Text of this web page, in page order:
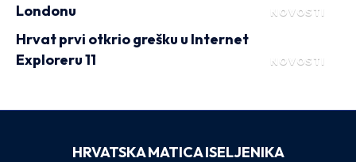
NOVOSTI
Londonu
NOVOSTI
Hrvat prvi otkrio grešku u Internet
Exploreru 11
HRVATSKA MATICA ISELJENIKA